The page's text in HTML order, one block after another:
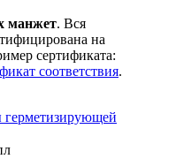
манжет. Вся
на
сертификата:
соответствия.
герметизирующей